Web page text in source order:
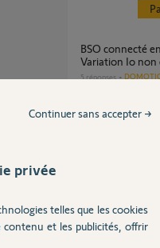
BSO connecté en EVB Slim Recevier for
Variation Io non
5 réponses
AUTRES
Remplacement Receiver RTS 1810802 et
commande par
privée
telles que les cookies
et les publicités, offrir
Continuer sans accepter →